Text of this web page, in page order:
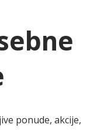
ponude, akcije,